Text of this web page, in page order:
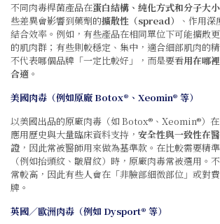
不同肉毒桿菌產品在蛋白結構、純化方式和分子大小
些差異會影響到藥劑的擴散性（spread）
、作用
結合效率。例如，有些產品在相同單位下可能擴散
的肌肉群；有些則較穩定、集中，適合細部肌肉的
不代表哪個品牌「一定比較好」，而是要看用在哪
合適 。
美國肉毒（例如原廠 Botox®、Xeomin® 等）
以美國出品的原廠肉毒（如 Botox®、Xeomin®）
應用歷史與大量臨床資料支持， 安全性與一致性在
證 ，因此常被醫師用來做為基準款。在比較需要精
（例如抬頭紋、皺眉紋）時，原廠肉毒常被選用。
常較高，因此有些人會在「非臉部細微部位」或對
牌。
英國／歐洲肉毒（例如 Dysport® 等）